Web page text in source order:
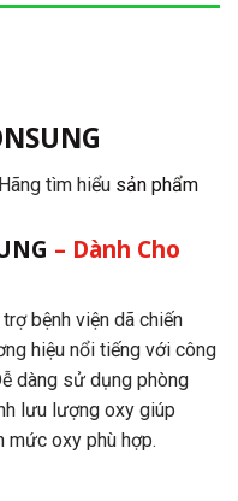
tìm hiểu sản phẩm
– Dành Cho
bệnh viện dã chiến
hiệu nổi tiếng với công
dàng sử dụng phòng
lưu lượng oxy giúp
mức oxy phù hợp.